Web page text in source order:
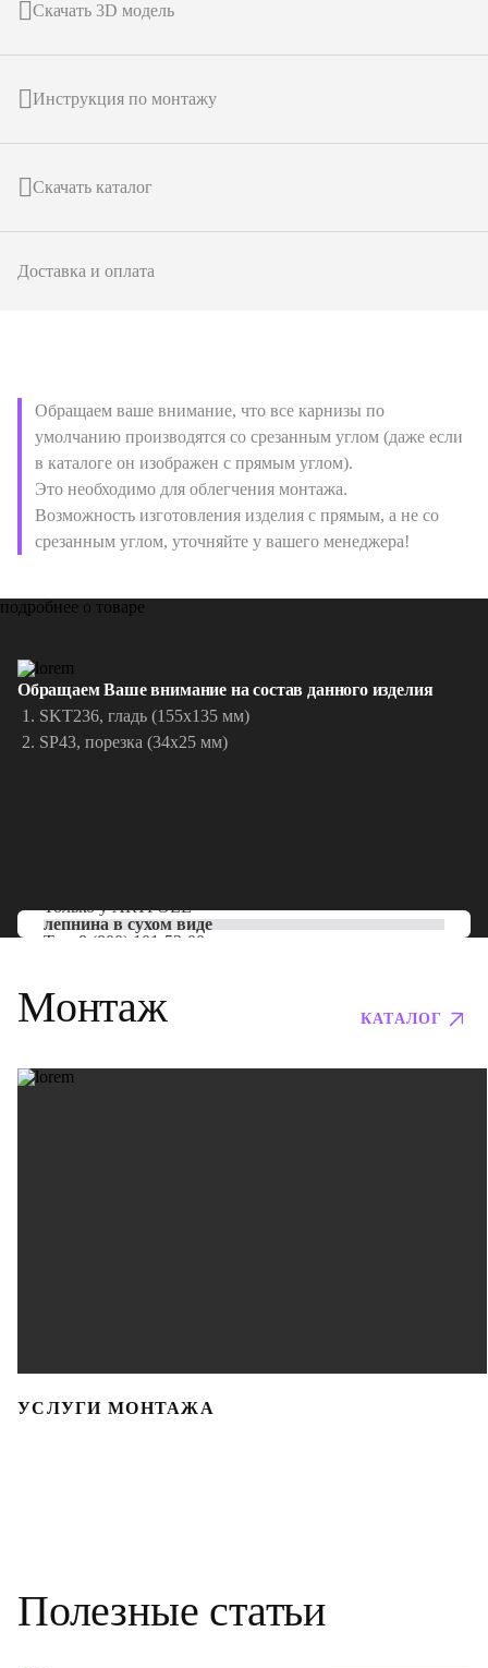
Скачать 3D модель
Инструкция по монтажу
Скачать каталог
Доставка и оплата
Обращаем ваше внимание, что все карнизы по
умолчанию производятся со срезанным углом (даже если
в каталоге он изображен с прямым углом).
Это необходимо для облегчения монтажа.
Возможность изготовления изделия с прямым, а не со
срезанным углом, уточняйте у вашего менеджера!
подробнее о товаре
Обращаем Ваше внимание на состав данного изделия
SKT236, гладь (155х135 мм)
SP43, порезка (34х25 мм)
Только уARTPOLE
лепнина в сухом виде
Тел: 8 (800) 101-53-00
Монтаж КАТАЛОГ
УСЛУГИ МОНТАЖА
Полезные статьи